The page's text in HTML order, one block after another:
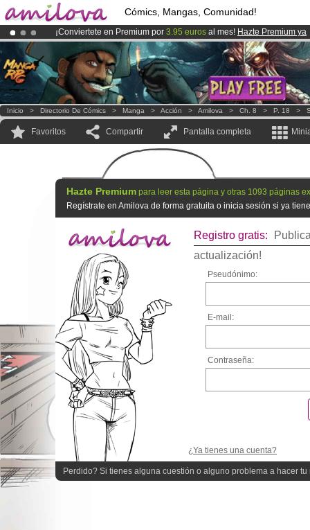
Cómics, Mangas, Comunidad!
¡Conviertete en Premium por 3.95 euros al mes! Hazte Premium ya
¡Ya tenemos 100000miembrosy 1000Cómics y Mangas!.
El Kickstarter Amilova está desormado lanzado!.
Inicio > Directorio De Cómics > Manga > Acción > Amilova > Ch. 8 > P. 18 >
Favoritos Compartir Pantalla completa
Hazte Premium para leer esta página y otras 1093 páginas
Regístrate en Amilova de forma gratuita o inicia sesión si ya
Registro gratis:
actualización!
Pseudónimo:
E-mail:
Contraseña:
¿Ya tienes una cuenta?
Perdido? Si tienes alguna cuestión o alguno problema a hacer